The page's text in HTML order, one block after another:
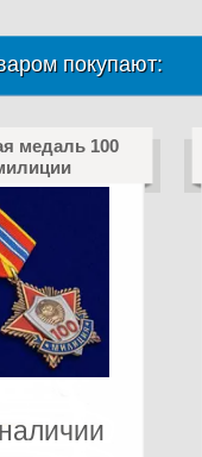
покупают:
медаль 100